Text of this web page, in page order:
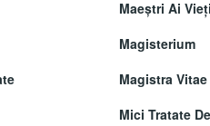
Maeştri Ai
Magisterium
Magistra Vitae
Mici Tratate